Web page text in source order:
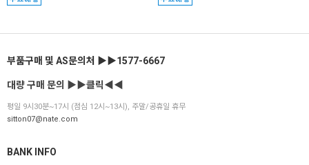
부품구매 및 AS문의처 ▶▶1577-6667
대량 구매 문의 ▶▶클릭◀◀
평일 9시30분~17시 (점심 12시~13시), 주말/공휴일 휴무
sitton07@nate.com
BANK INFO